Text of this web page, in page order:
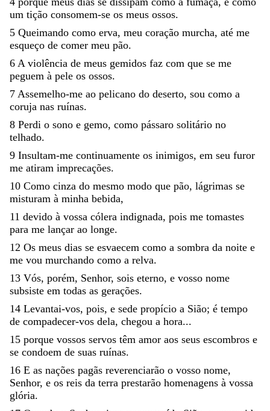
um tição consomem-se os meus ossos.
5 Queimando como erva, meu coração murcha, até me
esqueço de comer meu pão.
6 A violência de meus gemidos faz com que se me
peguem à pele os ossos.
7 Assemelho-me ao pelicano do deserto, sou como a
coruja nas ruínas.
8 Perdi o sono e gemo, como pássaro solitário no
telhado.
9 Insultam-me continuamente os inimigos, em seu furor
me atiram imprecações.
10 Como cinza do mesmo modo que pão, lágrimas se
misturam à minha bebida,
11 devido à vossa cólera indignada, pois me tomastes
para me lançar ao longe.
12 Os meus dias se esvaecem como a sombra da noite e
me vou murchando como a relva.
13 Vós, porém, Senhor, sois eterno, e vosso nome
subsiste em todas as gerações.
14 Levantai-vos, pois, e sede propício a Sião; é tempo
de compadecer-vos dela, chegou a hora...
15 porque vossos servos têm amor aos seus escombros e
se condoem de suas ruínas.
16 E as nações pagãs reverenciarão o vosso nome,
Senhor, e os reis da terra prestarão homenagens à vossa
glória.